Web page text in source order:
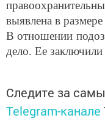
выявлена в
В отношении
дело. Ее
Telegram-канале